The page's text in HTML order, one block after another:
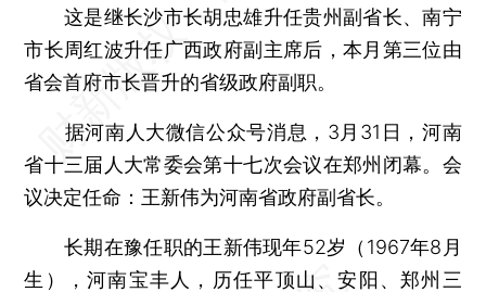
这是继长沙市长胡忠雄升任贵州副省长、南宁
市长周红波升任广西政府副主席后，本月第三位由
省会首府市长晋升的省级政府副职。
据河南人大微信公众号消息，3月31日，河南
省十三届人大常委会第十七次会议在郑州闭幕。会
议决定任命：王新伟为河南省政府副省长。
长期在豫任职的王新伟现年52岁（1967年8月
生），河南宝丰人，历任平顶山、安阳、郑州三